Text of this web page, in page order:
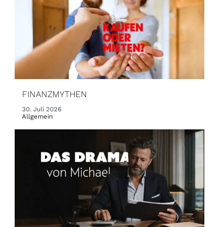
FINANZMYTHEN
30. Juli 2026
Allgemein